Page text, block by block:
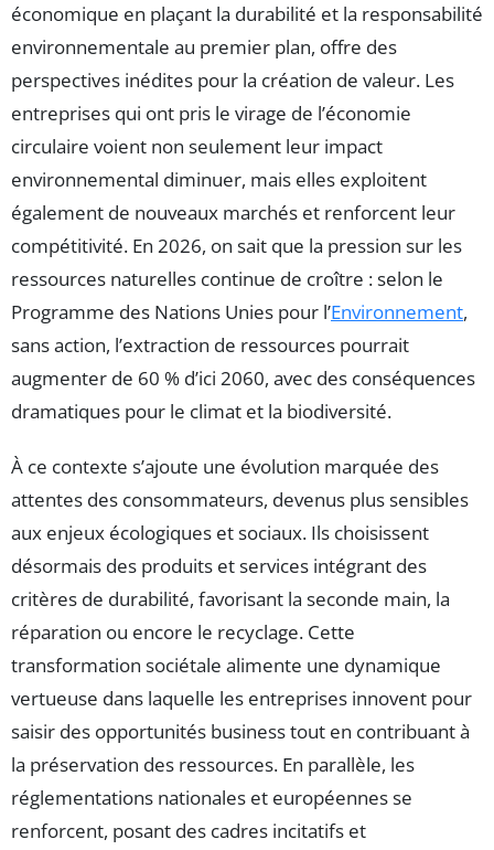
économique en plaçant la durabilité et la responsabilité
environnementale au premier plan, offre des
perspectives inédites pour la création de valeur. Les
entreprises qui ont pris le virage de l’économie
circulaire voient non seulement leur impact
environnemental diminuer, mais elles exploitent
également de nouveaux marchés et renforcent leur
compétitivité. En 2026, on sait que la pression sur les
ressources naturelles continue de croître : selon le
Programme des Nations Unies pour l’Environnement,
sans action, l’extraction de ressources pourrait
augmenter de 60 % d’ici 2060, avec des conséquences
dramatiques pour le climat et la biodiversité.
À ce contexte s’ajoute une évolution marquée des
attentes des consommateurs, devenus plus sensibles
aux enjeux écologiques et sociaux. Ils choisissent
désormais des produits et services intégrant des
critères de durabilité, favorisant la seconde main, la
réparation ou encore le recyclage. Cette
transformation sociétale alimente une dynamique
vertueuse dans laquelle les entreprises innovent pour
saisir des opportunités business tout en contribuant à
la préservation des ressources. En parallèle, les
réglementations nationales et européennes se
renforcent, posant des cadres incitatifs et